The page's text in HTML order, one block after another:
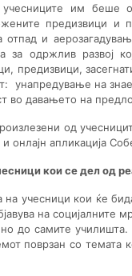
им беше
предизвици
отпад и
за одржлив развој
предизвици,
унапредување на
во давањето на
од
онлајн апликација
кои се дел од
на учесници кои ќе
на
до самите
поврзан со темата